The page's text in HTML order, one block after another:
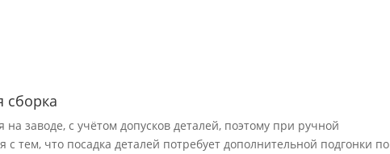
сборка
заводе, с учётом допусков деталей, поэтому при ручной
тем, что посадка деталей потребует дополнительной подгонки по